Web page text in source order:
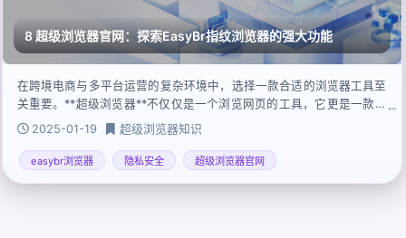
8 超级浏览器官网：探索EasyBr指纹浏览器的强大功能
在跨境电商与多平台运营的复杂环境中，选择一款合适的浏览器工具至
关重要。**超级浏览器**不仅仅是一个浏览网页的工具，它更是一款专
为满足特定业务需求设计的专业级软件。
2025-01-19 超级浏览器知识
easybr浏览器 隐私安全 超级浏览器官网